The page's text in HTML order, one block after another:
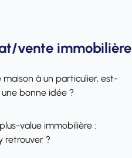
vente immobilière
à un particulier, est-
bonne idée ?
value immobilière :
retrouver ?